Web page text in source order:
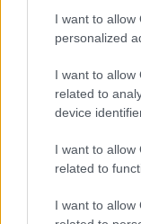
I want to allow
personalized
I want to allow
related to
device
I want to allow
related to
I want to allow
jornada 19. A
SofaScore, analizando
esas valoraciones.